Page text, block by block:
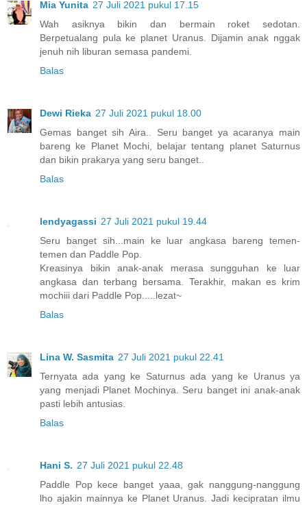
Mia Yunita 27 Juli 2021 pukul 17.15
Wah asiknya bikin dan bermain roket sedotan.
Berpetualang pula ke planet Uranus. Dijamin anak nggak
jenuh nih liburan semasa pandemi.
Balas
Dewi Rieka 27 Juli 2021 pukul 18.00
Gemas banget sih Aira.. Seru banget ya acaranya main
bareng ke Planet Mochi, belajar tentang planet Saturnus
dan bikin prakarya yang seru banget..
Balas
lendyagassi 27 Juli 2021 pukul 19.44
Seru banget sih...main ke luar angkasa bareng temen-
temen dan Paddle Pop.
Kreasinya bikin anak-anak merasa sungguhan ke luar
angkasa dan terbang bersama. Terakhir, makan es krim
mochiii dari Paddle Pop.....lezat~
Balas
Lina W. Sasmita 27 Juli 2021 pukul 22.41
Ternyata ada yang ke Saturnus ada yang ke Uranus ya
yang menjadi Planet Mochinya. Seru banget ini anak-anak
pasti lebih antusias.
Balas
Hani S. 27 Juli 2021 pukul 22.48
Paddle Pop kece banget yaaa, gak nanggung-nanggung
lho ajakin mainnya ke Planet Uranus. Jadi kecipratan ilmu